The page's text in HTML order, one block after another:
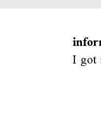
I got